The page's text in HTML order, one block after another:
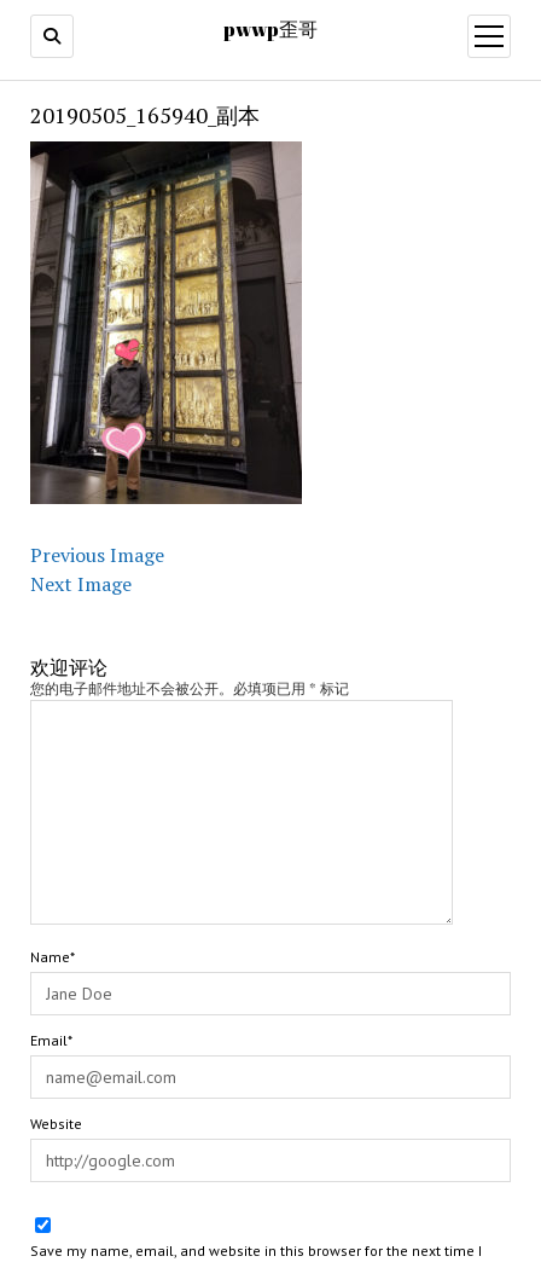
pwwp歪哥
open
menu
20190505_165940_副本
Previous Image
Next Image
欢迎评论
您的电子邮件地址不会被公开。必填项已用 * 标记
Name*
Email*
Website
Save my name, email, and website in this browser for the next time I